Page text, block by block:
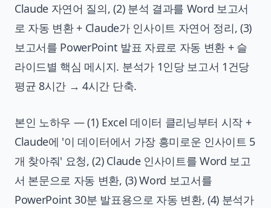
Claude 자연어 질의, (2) 분석 결과를 Word 보고서
로 자동 변환 + Claude가 인사이트 자연어 정리, (3)
보고서를 PowerPoint 발표 자료로 자동 변환 + 슬
라이드별 핵심 메시지. 분석가 1인당 보고서 1건당
평균 8시간 → 4시간 단축.
본인 노하우 — (1) Excel 데이터 클리닝부터 시작 +
Claude에 '이 데이터에서 가장 흥미로운 인사이트 5
개 찾아줘' 요청, (2) Claude 인사이트를 Word 보고
서 본문으로 자동 변환, (3) Word 보고서를
PowerPoint 30분 발표용으로 자동 변환, (4) 분석가